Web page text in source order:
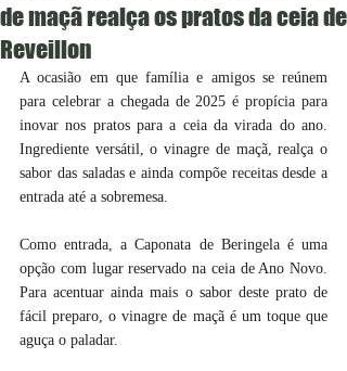
de maçã realça os pratos da ceia de
Reveillon
A ocasião em que família e amigos se reúnem
para celebrar a chegada de 2025 é propícia para
inovar nos pratos para a ceia da virada do ano.
Ingrediente versátil, o vinagre de maçã, realça o
sabor das saladas e ainda compõe receitas desde a
entrada até a sobremesa.
Como entrada, a Caponata de Beringela é uma
opção com lugar reservado na ceia de Ano Novo.
Para acentuar ainda mais o sabor deste prato de
fácil preparo, o vinagre de maçã é um toque que
aguça o paladar.